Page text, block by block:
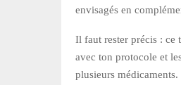
envisagés en
Il faut rester précis : ce
avec ton protocole et
plusieurs médicaments.